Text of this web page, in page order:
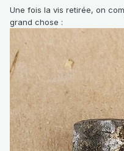
Une fois la vis retirée, on
grand chose :